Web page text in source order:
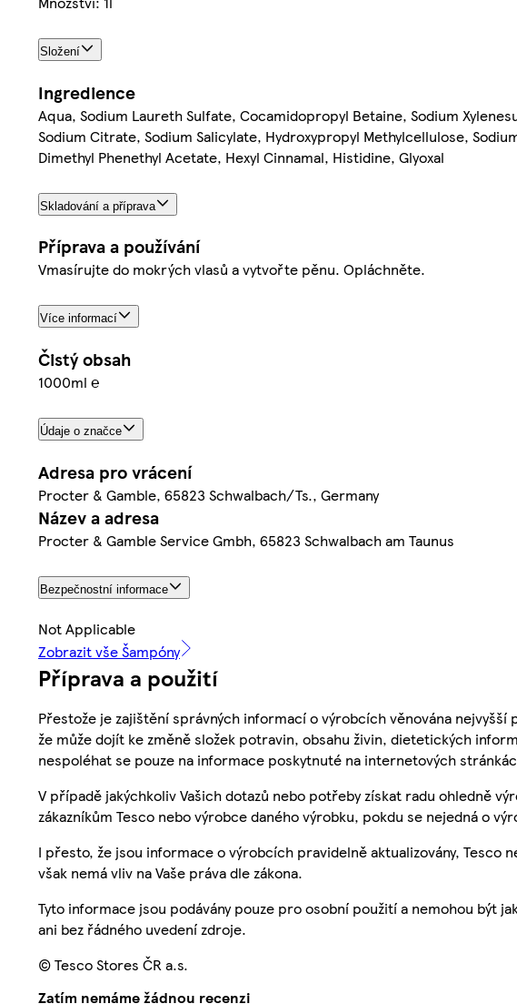
Složení
Ingredience
Aqua, Sodium Laureth Sulfate, Cocamidopropyl Betaine, Sodium
Sodium Citrate, Sodium Salicylate, Hydroxypropyl Methylcellulose,
Dimethyl Phenethyl Acetate, Hexyl Cinnamal, Histidine, Glyoxal
Skladování a příprava
Příprava a používání
Vmasírujte do mokrých vlasů a vytvořte pěnu. Opláchněte.
Více informací
Čistý obsah
1000ml ℮
Údaje o značce
Adresa pro vrácení
Procter & Gamble, 65823 Schwalbach/Ts., Germany
Název a adresa
Procter & Gamble Service Gmbh, 65823 Schwalbach am Taunus
Bezpečnostní informace
Not Applicable
Zobrazit vše Šampóny
Příprava a použití
Přestože je zajištění správných informací o výrobcích věnována
že může dojít ke změně složek potravin, obsahu živin, dietetických
nespoléhat se pouze na informace poskytnuté na internetových
V případě jakýchkoliv Vašich dotazů nebo potřeby získat radu ohledně
zákazníkům Tesco nebo výrobce daného výrobku, pokdu se nejedná o
I přesto, že jsou informace o výrobcích pravidelně aktualizovány,
však nemá vliv na Vaše práva dle zákona.
Tyto informace jsou podávány pouze pro osobní použití a nemohou být
ani bez řádného uvedení zdroje.
© Tesco Stores ČR a.s.
Zatím nemáme žádnou recenzi